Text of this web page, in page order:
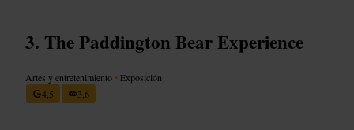
The Paddington Bear Experience
Artes y entretenimiento • Exposición
4,5
3,6